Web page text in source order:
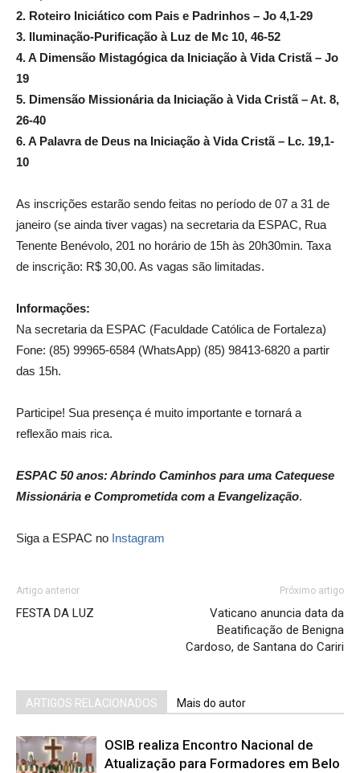
2. Roteiro Iniciático com Pais e Padrinhos – Jo 4,1-29
3. Iluminação-Purificação à Luz de Mc 10, 46-52
4. A Dimensão Mistagógica da Iniciação à Vida Cristã – Jo
19
5. Dimensão Missionária da Iniciação à Vida Cristã – At. 8,
26-40
6. A Palavra de Deus na Iniciação à Vida Cristã – Lc. 19,1-
10
As inscrições estarão sendo feitas no período de 07 a 31 de
janeiro (se ainda tiver vagas) na secretaria da ESPAC, Rua
Tenente Benévolo, 201 no horário de 15h às 20h30min. Taxa
de inscrição: R$ 30,00. As vagas são limitadas.
Informações:
Na secretaria da ESPAC (Faculdade Católica de Fortaleza)
Fone: (85) 99965-6584 (WhatsApp) (85) 98413-6820 a partir
das 15h.
Participe! Sua presença é muito importante e tornará a
reflexão mais rica.
ESPAC 50 anos: Abrindo Caminhos para uma Catequese
Missionária e Comprometida com a Evangelização.
Siga a ESPAC no Instagram
Artigo anterior
FESTA DA LUZ
Próximo artigo
Vaticano anuncia data da
Beatificação de Benigna
Cardoso, de Santana do Cariri
ARTIGOS RELACIONADOS Mais do autor
OSIB realiza Encontro Nacional de
Atualização para Formadores em Belo